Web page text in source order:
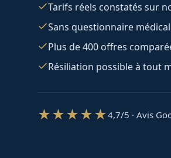
Tarifs réels constatés sur
Sans questionnaire
Plus de 400 offres
Résiliation possible à tout
★★★★★4,7/5 · Avis